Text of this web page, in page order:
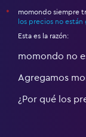
*
momondo siempre
los precios no están
Esta es la razón:
momondo no
Agregamos
¿Por qué los